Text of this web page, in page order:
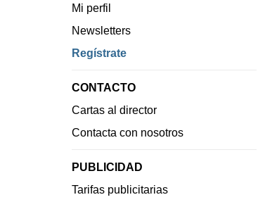
Mi perfil
Newsletters
Regístrate
CONTACTO
Cartas al director
Contacta con nosotros
PUBLICIDAD
Tarifas publicitarias